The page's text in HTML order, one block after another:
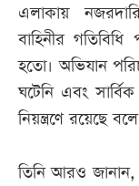
এলাকায়
বাহিনীর
হতো। অভিযান
ঘটেনি এবং
নিয়ন্ত্রণে রয়েছে
তিনি আরও